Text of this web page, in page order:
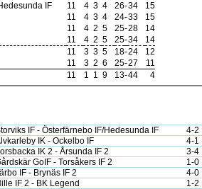
IF 11 4 3 4 26-34
15
11 4 3 4 24-33
15
11 4 2 5 25-28
14
11 4 2 5 25-34
14
11 3 3 5 18-24
12
11 3 2 6 25-27
11
11 1 1 9 13-44 4
IF - Österfärnebo IF/Hedesunda IF 4-2
IK - Ockelbo IF 4-1
IK 2 - Årsunda IF 2 3-4
GoIF - Torsåkers IF 2 1-0
IF - Brynäs IF 2 4-0
IF 2 - BK Legend 1-2